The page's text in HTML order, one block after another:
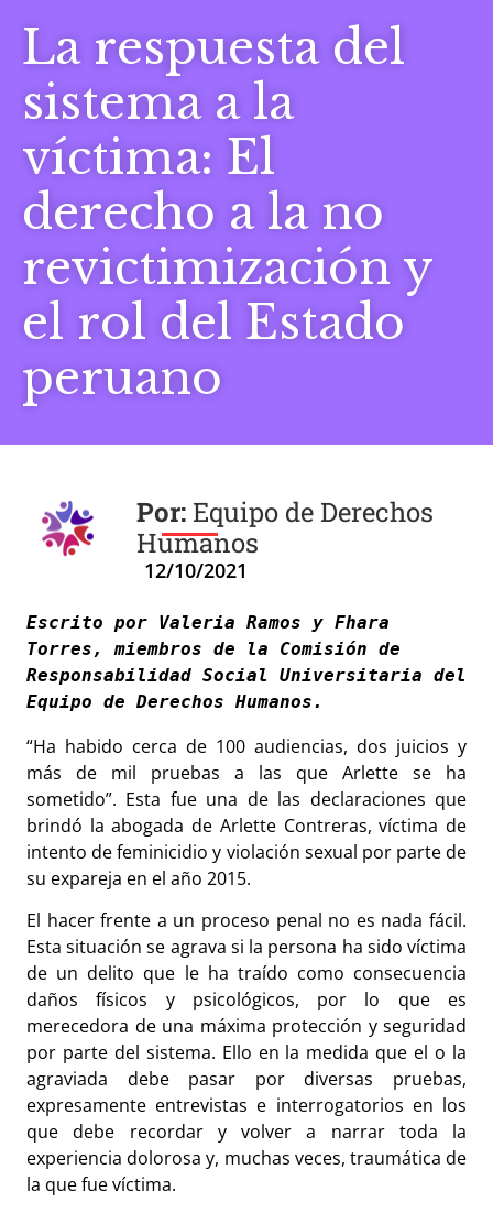
La respuesta del
sistema a la
víctima: El
derecho a la no
revictimización y
el rol del Estado
peruano
Equipo de Derechos
Humanos
Escrito por Valeria Ramos y Fhara
Torres, miembros de la Comisión de
Responsabilidad Social Universitaria del
Equipo de Derechos Humanos.
“Ha habido cerca de 100 audiencias, dos juicios y
más de mil pruebas a las que Arlette se ha
sometido”. Esta fue una de las declaraciones que
brindó la abogada de Arlette Contreras, víctima de
intento de feminicidio y violación sexual por parte de
su expareja en el año 2015.
El hacer frente a un proceso penal no es nada fácil.
Esta situación se agrava si la persona ha sido víctima
de un delito que le ha traído como consecuencia
daños físicos y psicológicos, por lo que es
merecedora de una máxima protección y seguridad
por parte del sistema. Ello en la medida que el o la
agraviada debe pasar por diversas pruebas,
expresamente entrevistas e interrogatorios en los
que debe recordar y volver a narrar toda la
experiencia dolorosa y, muchas veces, traumática de
la que fue víctima.
12/10/2021